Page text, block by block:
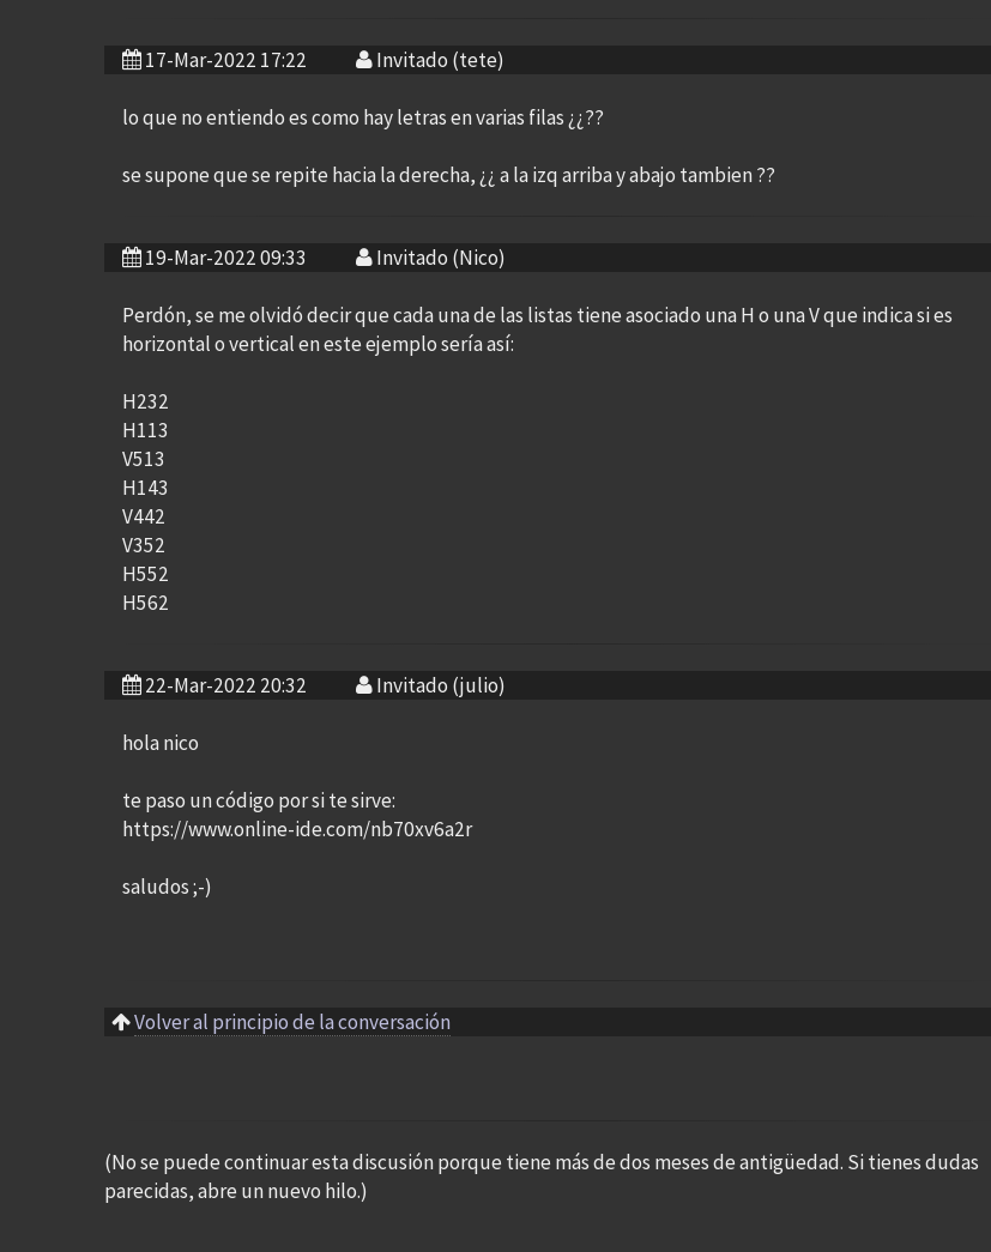
17-Mar-2022 17:22 Invitado (tete)
lo que no entiendo es como hay letras en varias filas ¿¿??
se supone que se repite hacia la derecha, ¿¿ a la izq arriba y abajo tambien ??
19-Mar-2022 09:33 Invitado (Nico)
Perdón, se me olvidó decir que cada una de las listas tiene asociado una H o una V que indica si es
horizontal o vertical en este ejemplo sería así:
H232
H113
V513
H143
V442
V352
H552
H562
22-Mar-2022 20:32 Invitado (julio)
hola nico
te paso un código por si te sirve:
https://www.online-ide.com/nb70xv6a2r
saludos ;-)
Volver al principio de la conversación
(No se puede continuar esta discusión porque tiene más de dos meses de antigüedad. Si tienes dudas
parecidas, abre un nuevo hilo.)